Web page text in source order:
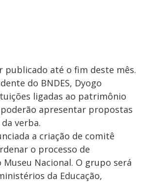
publicado até o fim deste mês.
do BNDES, Dyogo
ligadas ao patrimônio
apresentar propostas
verba.
a criação de comitê
o processo de
Nacional. O grupo será
da Educação,